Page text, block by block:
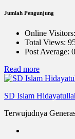
Jumlah Pengunjung
Online Visitors:
Total Views:
Post Average: 0
Read more:
Para
SD Islam
Terwujudnya